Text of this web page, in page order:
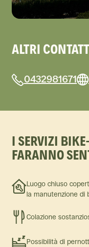
ALTRI
0432981671
I SERVIZI
FARANNO
Luogo chiuso
la manutenzione di
Colazione
Possibilità di